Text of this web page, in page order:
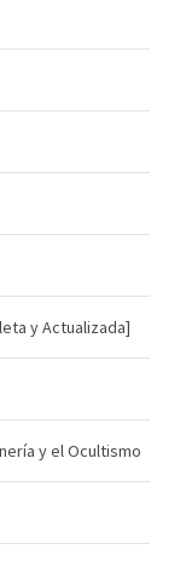
y Actualizada]
y el Ocultismo